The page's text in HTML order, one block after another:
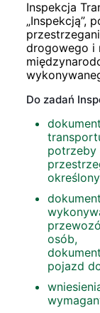
Inspekcja
„Inspekcją”,
drogowego i
Do zadań
potrzeby
osób,
pojazd